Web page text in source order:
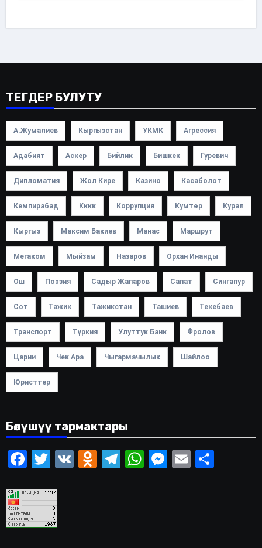
ТЕГДЕР БУЛУТУ
А.Жумалиев Кыргызстан УКМК Агрессия
Адабият Аскер Бийлик Бишкек Гуревич
Дипломатия Жол Кире Казино Касаболот
Кемпирабад Кккк Коррупция Кумтөр Курал
Кыргыз Максим Бакиев Манас Маршрут
Мегаком Мыйзам Назаров Орхан Инанды
Ош Поэзия Садыр Жапаров Сапат Сингапур
Сот Тажик Тажикстан Ташиев Текебаев
Транспорт Түркия Улуттук Банк Фролов
Царии Чек Ара Чыгармачылык Шайлоо
Юристтер
Бөлүшүү тармактары
Facebook
Twitter
VKOdnoklassniki
Telegram
WhatsApp
Messenger
EmailShare